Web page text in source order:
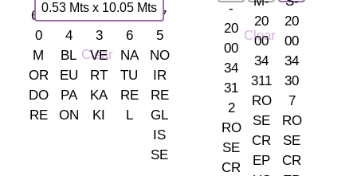
0.53 Mts x 10.05 Mts
Clear
Clear